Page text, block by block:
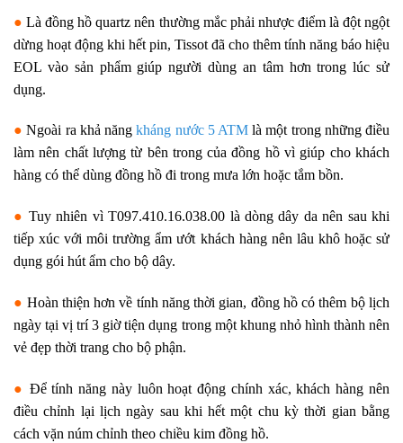
● Là đồng hồ quartz nên thường mắc phải nhược điểm là đột ngột
dừng hoạt động khi hết pin, Tissot đã cho thêm tính năng báo hiệu
EOL vào sản phẩm giúp người dùng an tâm hơn trong lúc sử
dụng.
● Ngoài ra khả năngkháng nước 5 ATMlà một trong những điều
làm nên chất lượng từ bên trong của đồng hồ vì giúp cho khách
hàng có thể dùng đồng hồ đi trong mưa lớn hoặc tắm bồn.
● Tuy nhiên vì T097.410.16.038.00 là dòng dây da nên sau khi
tiếp xúc với môi trường ẩm ướt khách hàng nên lâu khô hoặc sử
dụng gói hút ẩm cho bộ dây.
● Hoàn thiện hơn về tính năng thời gian, đồng hồ có thêm bộ lịch
ngày tại vị trí 3 giờ tiện dụng trong một khung nhỏ hình thành nên
vẻ đẹp thời trang cho bộ phận.
● Để tính năng này luôn hoạt động chính xác, khách hàng nên
điều chỉnh lại lịch ngày sau khi hết một chu kỳ thời gian bằng
cách vặn núm chỉnh theo chiều kim đồng hồ.